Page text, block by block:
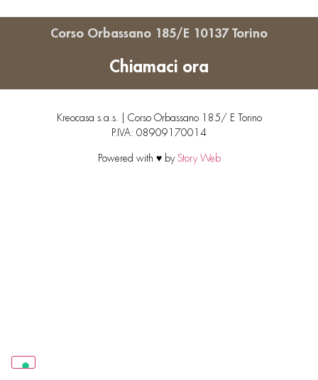
Corso Orbassano 185/E 10137 Torino
Chiamaci ora
Kreocasa s.a.s. | Corso Orbassano 185/ E Torino
P.IVA: 08909170014
Powered with ♥ by Story Web